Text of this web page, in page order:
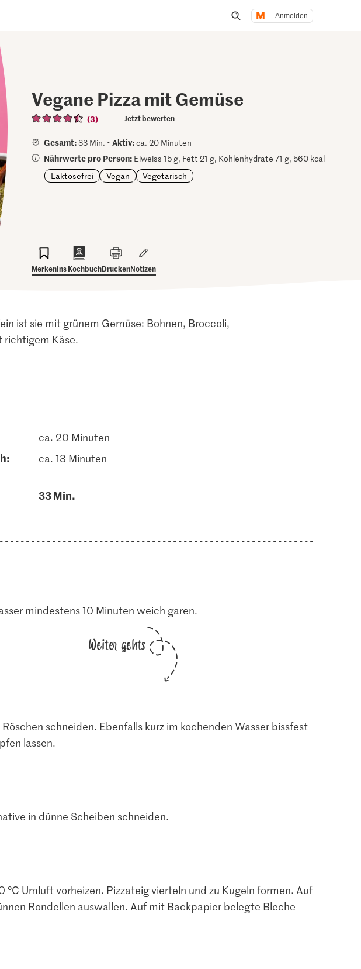
Anmelden
Vegane Pizza mit Gemüse
(3) Jetzt bewerten
Gesamt: 33 Min. •Aktiv:ca. 20 Minuten
Nährwerte pro Person: Eiweiss 15 g, Fett 21 g, Kohlenhydrate 71 g, 560 kcal
Laktosefrei
Vegan Vegetarisch
MerkenIns KochbuchDruckenNotizen
ist sie mit grünem Gemüse: Bohnen, Broccoli,
Käse.
ca. 20 Minuten
ca. 13 Minuten
33 Min.
mindestens 10 Minuten weich garen.
Weiter gehts
schneiden. Ebenfalls kurz im kochenden Wasser bissfest
lassen.
in dünne Scheiben schneiden.
°C Umluft vorheizen. Pizzateig vierteln und zu Kugeln formen. Auf
Rondellen auswallen. Auf mit Backpapier belegte Bleche